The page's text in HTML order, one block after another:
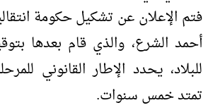
فتم الإعلان عن تشكيل حكومة
أحمد الشرع، والذي قام بعدها
للبلاد، يحدد الإطار القانوني
تمتد خمس سنوات.